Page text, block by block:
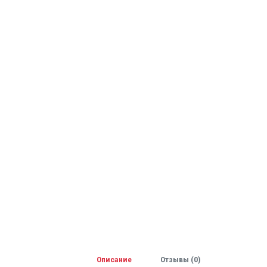
Описание Отзывы (0)